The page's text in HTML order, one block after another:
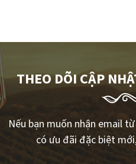
THEO DÕI CẬP
Nếu bạn muốn nhận email
có ưu đãi đặc biệt